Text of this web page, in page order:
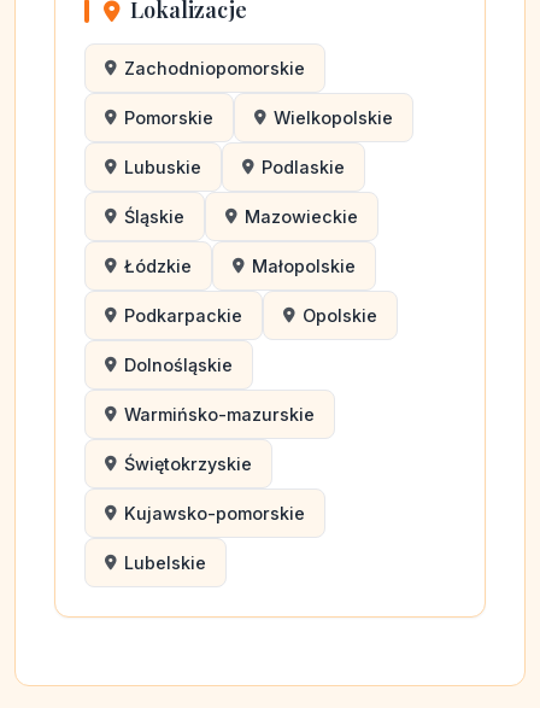
Lokalizacje
Zachodniopomorskie
Pomorskie Wielkopolskie
Lubuskie Podlaskie
Śląskie Mazowieckie
Łódzkie Małopolskie
Podkarpackie Opolskie
Dolnośląskie
Warmińsko-mazurskie
Świętokrzyskie
Kujawsko-pomorskie
Lubelskie